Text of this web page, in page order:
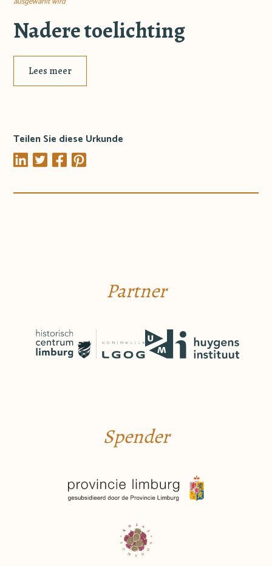
Nadere toelichting
Lees meer
Teilen Sie diese Urkunde
Partner
Spender